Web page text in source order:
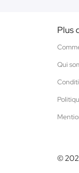
Plus
Qui
©